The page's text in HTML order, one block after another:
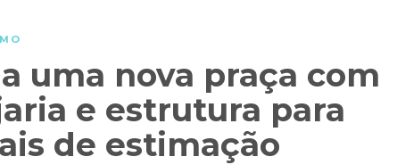
uma nova praça com
e estrutura para
de estimação